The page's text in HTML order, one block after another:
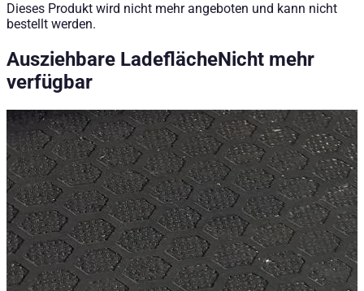
Dieses Produkt wird nicht mehr angeboten und kann nicht
bestellt werden.
Ausziehbare LadeflächeNicht mehr
verfügbar